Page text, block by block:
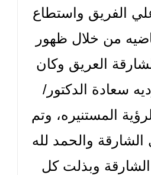
الفريق واستطاع
من خلال ظهور
العريق وكان
سعادة الدكتور/
المستنيره، وتم
والحمد لله
وبذلت كل